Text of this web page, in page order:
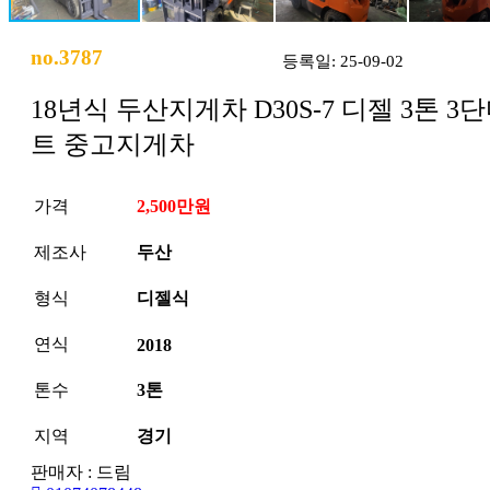
no.3787 등록일: 25-09-02
18년식 두산지게차 D30S-7 디젤 3톤 3
트 중고지게차
가격 2,500만원
제조사 두산
형식 디젤식
연식 2018
톤수 3톤
지역
경기
판매자 : 드림